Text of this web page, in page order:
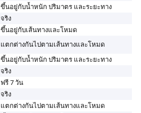
ขึ้นอยู่กับน้ำหนัก ปริมาตร และระยะทาง
จริง
ขึ้นอยู่กับเส้นทางและโหมด
แตกต่างกันไปตามเส้นทางและโหมด
ขึ้นอยู่กับน้ำหนัก ปริมาตร และระยะทาง
จริง
ฟรี 7 วัน
จริง
แตกต่างกันไปตามเส้นทางและโหมด